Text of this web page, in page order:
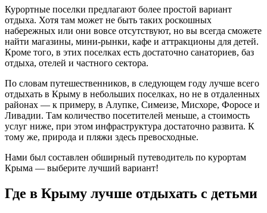
Курортные поселки предлагают более простой вариант
отдыха. Хотя там может не быть таких роскошных
набережных или они вовсе отсутствуют, но вы всегда сможете
найти магазины, мини-рынки, кафе и аттракционы для детей.
Кроме того, в этих поселках есть достаточно санаториев, баз
отдыха, отелей и частного сектора.
По словам путешественников, в следующем году лучше всего
отдыхать в Крыму в небольших поселках, но не в отдаленных
районах — к примеру, в Алупке, Симеизе, Мисхоре, Форосе и
Ливадии. Там количество посетителей меньше, а стоимость
услуг ниже, при этом инфраструктура достаточно развита. К
тому же, природа и пляжи здесь превосходные.
Нами был составлен обширный путеводитель по курортам
Крыма — выберите лучший вариант!
Где в Крыму лучше отдыхать с детьми